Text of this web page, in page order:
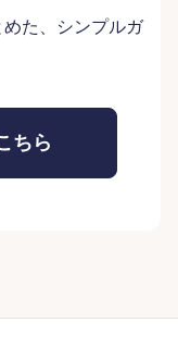
た、シンプルガ
ちら